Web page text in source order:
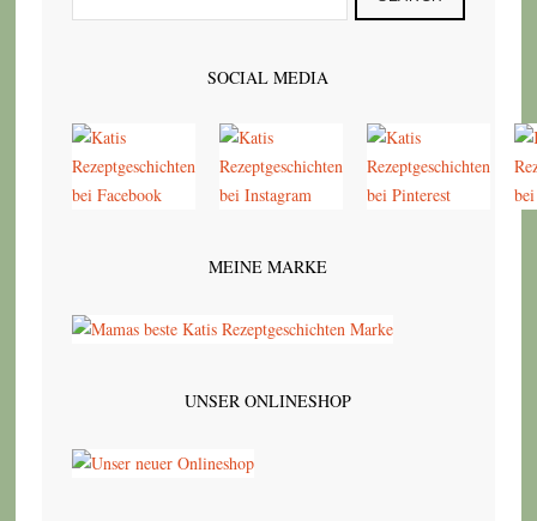
SOCIAL MEDIA
MEINE MARKE
UNSER ONLINESHOP